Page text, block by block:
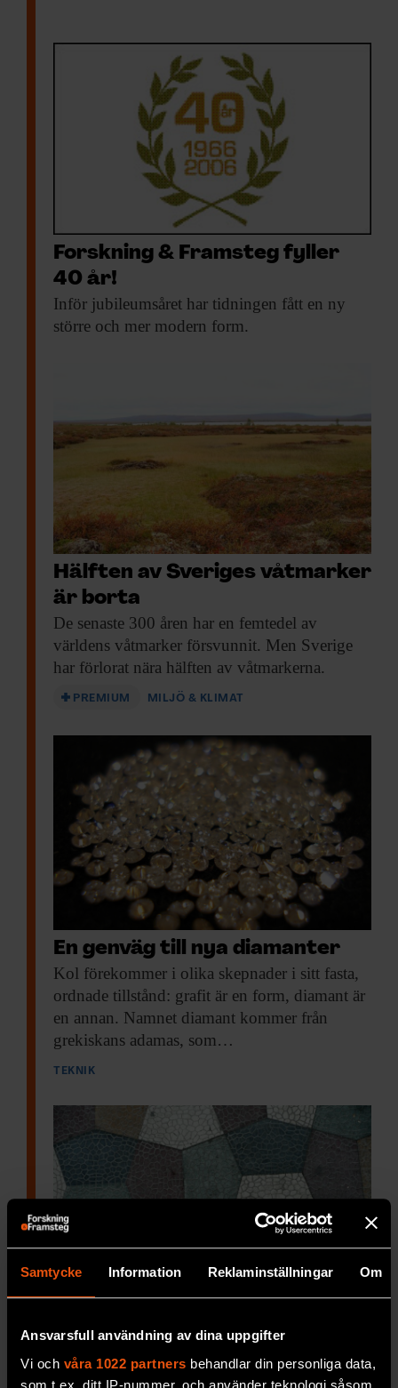
Samtycke Information Reklaminställningar Om
Ansvarsfull användning av dina uppgifter
Vi och våra 1022 partners behandlar din personliga data,
som t.ex. ditt IP-nummer, och använder teknologi såsom
Forskning & Framsteg fyller
40 år!
Inför jubileumsåret har tidningen fått en ny
större och mer modern form.
Hälften av Sveriges våtmarker
är borta
De senaste 300 åren har en femtedel av
världens våtmarker försvunnit. Men Sverige
har förlorat nära hälften av våtmarkerna.
PREMIUM MILJÖ & KLIMAT
En genväg till nya diamanter
Kol förekommer i olika skepnader i sitt fasta,
ordnade tillstånd: grafit är en form, diamant är
en annan. Namnet diamant kommer från
grekiskans adamas, som…
TEKNIK
Ny form av kol funnen